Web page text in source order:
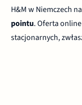
H&M w Niemczech
pointu. Oferta
stacjonarnych,